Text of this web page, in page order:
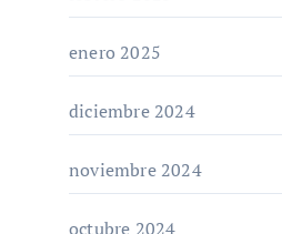
enero 2025
diciembre 2024
noviembre 2024
octubre 2024